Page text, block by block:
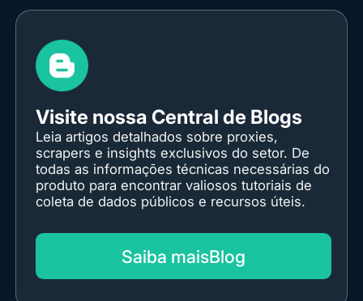
Visite nossa Central de Blogs
Leia artigos detalhados sobre proxies,
scrapers e insights exclusivos do setor. De
todas as informações técnicas necessárias do
produto para encontrar valiosos tutoriais de
coleta de dados públicos e recursos úteis.
Saiba maisBlog